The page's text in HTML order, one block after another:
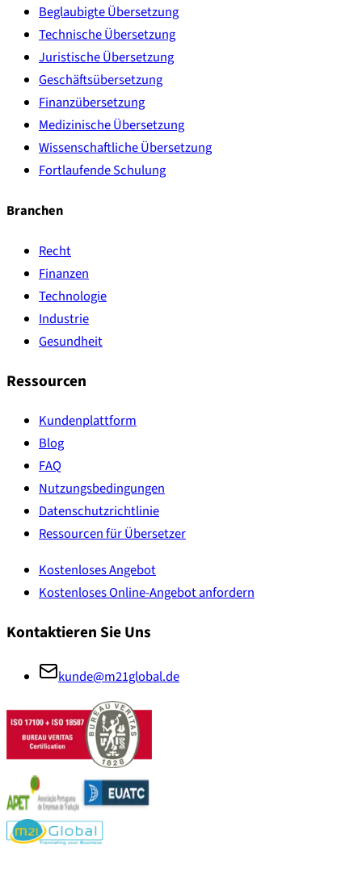
Beglaubigte Übersetzung
Technische Übersetzung
Juristische Übersetzung
Geschäftsübersetzung
Finanzübersetzung
Medizinische Übersetzung
Wissenschaftliche Übersetzung
Fortlaufende Schulung
Branchen
Recht
Finanzen
Technologie
Industrie
Gesundheit
Ressourcen
Kundenplattform
Blog
FAQ
Nutzungsbedingungen
Datenschutzrichtlinie
Ressourcen für Übersetzer
Kostenloses Angebot
Kostenloses Online-Angebot anfordern
Kontaktieren Sie Uns
kunde@m21global.de